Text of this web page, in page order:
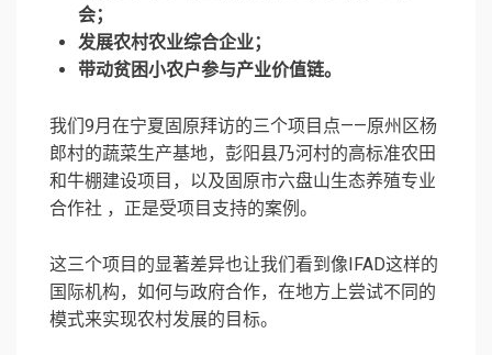
会；
发展农村农业综合企业；
带动贫困小农户参与产业价值链。
我们9月在宁夏固原拜访的三个项目点——原州区杨
郎村的蔬菜生产基地，彭阳县乃河村的高标准农田
和牛棚建设项目，以及固原市六盘山生态养殖专业
合作社 ，正是受项目支持的案例。
这三个项目的显著差异也让我们看到像IFAD这样的
国际机构，如何与政府合作，在地方上尝试不同的
模式来实现农村发展的目标。